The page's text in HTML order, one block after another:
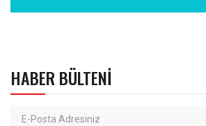
HABER BÜLTENI